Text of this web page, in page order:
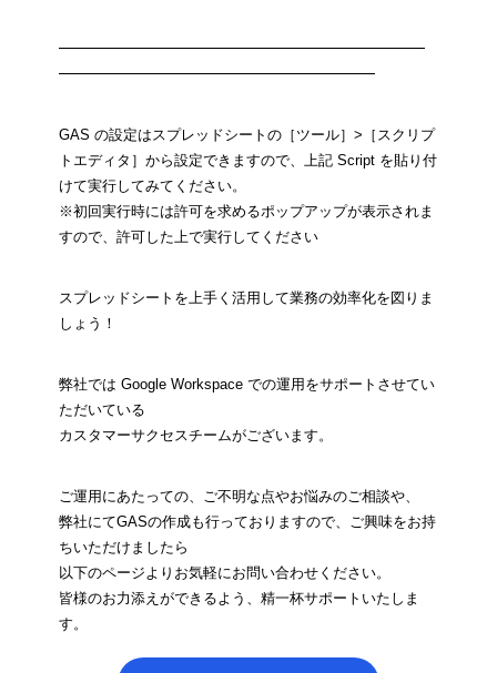
——————————————————————
———————————————————
GAS の設定はスプレッドシートの［ツール］>［スクリプ
トエディタ］から設定できますので、上記 Script を貼り付
けて実行してみてください。
※初回実行時には許可を求めるポップアップが表示されま
すので、許可した上で実行してください
スプレッドシートを上手く活用して業務の効率化を図りま
しょう！
弊社では Google Workspace での運用をサポートさせてい
ただいている
カスタマーサクセスチームがございます。
ご運用にあたっての、ご不明な点やお悩みのご相談や、
弊社にてGASの作成も行っておりますので、ご興味をお持
ちいただけましたら
以下のページよりお気軽にお問い合わせください。
皆様のお力添えができるよう、精一杯サポートいたしま
す。